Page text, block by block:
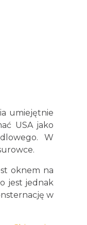
umiejętnie
USA jako
W
oknem na
jest jednak
w